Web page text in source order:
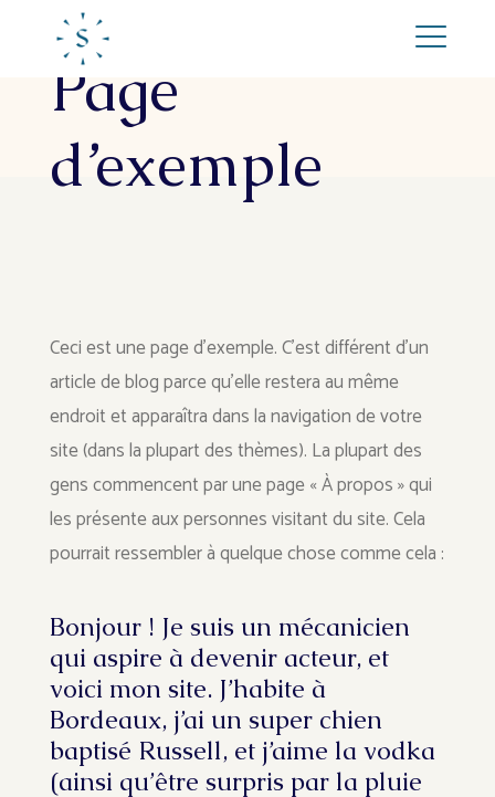
Page
d’exemple
Ceci est une page d’exemple. C’est différent d’un
article de blog parce qu’elle restera au même
endroit et apparaîtra dans la navigation de votre
site (dans la plupart des thèmes). La plupart des
gens commencent par une page « À propos » qui
les présente aux personnes visitant du site. Cela
pourrait ressembler à quelque chose comme cela :
Bonjour ! Je suis un mécanicien
qui aspire à devenir acteur, et
voici mon site. J’habite à
Bordeaux, j’ai un super chien
baptisé Russell, et j’aime la vodka
(ainsi qu’être surpris par la pluie